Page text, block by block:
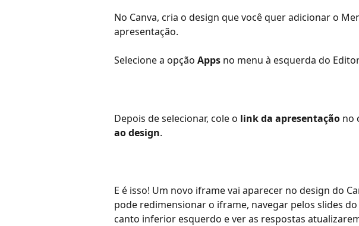
No Canva, cria o design que você quer adicionar o
apresentação.
Selecione a opção Apps no menu à esquerda do
Depois de selecionar, cole o link da apresentação no
ao design.
E é isso! Um novo iframe vai aparecer no design do
pode redimensionar o iframe, navegar pelos slides
canto inferior esquerdo e ver as respostas